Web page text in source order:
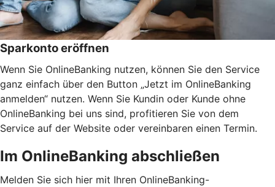
Sparkonto eröffnen
Wenn Sie OnlineBanking nutzen, können Sie den Service
ganz einfach über den Button „Jetzt im OnlineBanking
anmelden“ nutzen. Wenn Sie Kundin oder Kunde ohne
OnlineBanking bei uns sind, profitieren Sie von dem
Service auf der Website oder vereinbaren einen Termin.
Im OnlineBanking abschließen
Melden Sie sich hier mit Ihren OnlineBanking-